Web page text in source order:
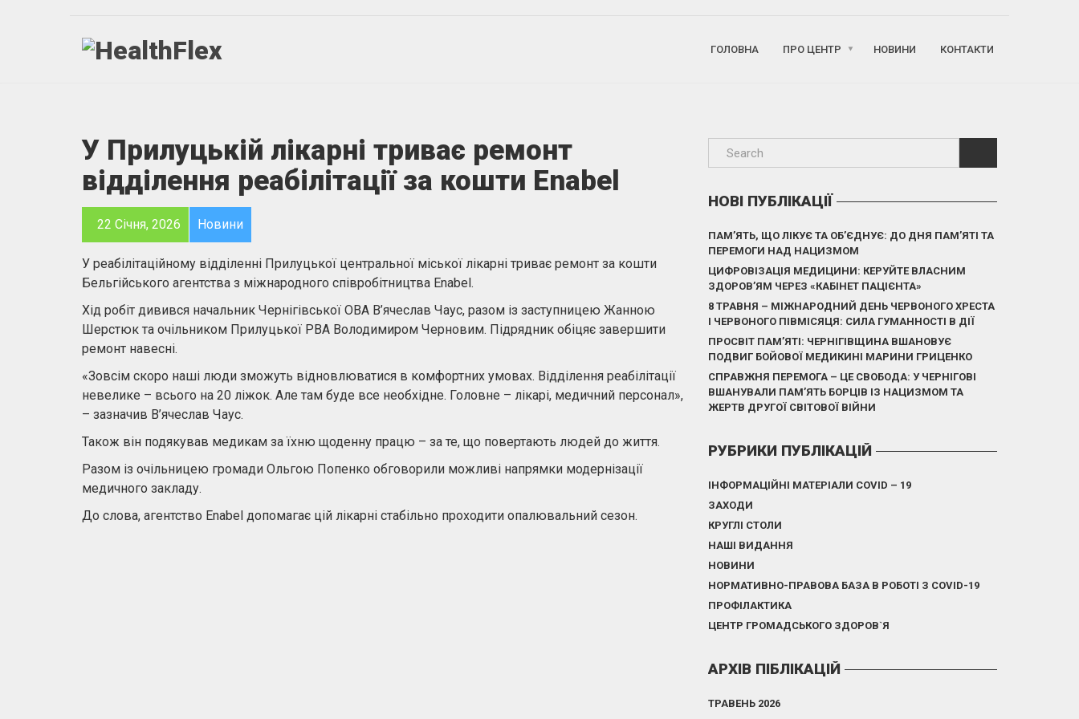
ГОЛОВНА ПРО ЦЕНТР НОВИНИ КОНТАКТИ
У Прилуцькій лікарні триває ремонт
відділення реабілітації за кошти Enabel
22 Січня, 2026 Новини
У реабілітаційному відділенні Прилуцької центральної міської лікарні триває ремонт за кошти
Бельгійського агентства з міжнародного співробітництва Enabel.
Хід робіт дивився начальник Чернігівської ОВА В’ячеслав Чаус, разом із заступницею Жанною
Шерстюк та очільником Прилуцької РВА Володимиром Черновим. Підрядник обіцяє завершити
ремонт навесні.
«Зовсім скоро наші люди зможуть відновлюватися в комфортних умовах. Відділення реабілітації
невелике – всього на 20 ліжок. Але там буде все необхідне. Головне – лікарі, медичний персонал»,
– зазначив В’ячеслав Чаус.
Також він подякував медикам за їхню щоденну працю – за те, що повертають людей до життя.
Разом із очільницею громади Ольгою Попенко обговорили можливі напрямки модернізації
медичного закладу.
До слова, агентство Enabel допомагає цій лікарні стабільно проходити опалювальний сезон.
НОВІ ПУБЛІКАЦІЇ
ПАМ’ЯТЬ, ЩО ЛІКУЄ ТА ОБ’ЄДНУЄ: ДО ДНЯ ПАМ’ЯТІ ТА
ПЕРЕМОГИ НАД НАЦИЗМОМ
ЦИФРОВІЗАЦІЯ МЕДИЦИНИ: КЕРУЙТЕ ВЛАСНИМ
ЗДОРОВ’ЯМ ЧЕРЕЗ «КАБІНЕТ ПАЦІЄНТА»
8 ТРАВНЯ – МІЖНАРОДНИЙ ДЕНЬ ЧЕРВОНОГО ХРЕСТА
І ЧЕРВОНОГО ПІВМІСЯЦЯ: СИЛА ГУМАННОСТІ В ДІЇ
ПРОСВІТ ПАМ’ЯТІ: ЧЕРНІГІВЩИНА ВШАНОВУЄ
ПОДВИГ БОЙОВОЇ МЕДИКИНІ МАРИНИ ГРИЦЕНКО
СПРАВЖНЯ ПЕРЕМОГА – ЦЕ СВОБОДА: У ЧЕРНІГОВІ
ВШАНУВАЛИ ПАМ’ЯТЬ БОРЦІВ ІЗ НАЦИЗМОМ ТА
ЖЕРТВ ДРУГОЇ СВІТОВОЇ ВІЙНИ
РУБРИКИ ПУБЛІКАЦІЙ
ІНФОРМАЦІЙНІ МАТЕРІАЛИ COVID – 19
ЗАХОДИ
КРУГЛІ СТОЛИ
НАШІ ВИДАННЯ
НОВИНИ
НОРМАТИВНО-ПРАВОВА БАЗА В РОБОТІ З COVID-19
ПРОФІЛАКТИКА
ЦЕНТР ГРОМАДСЬКОГО ЗДОРОВ`Я
АРХІВ ПІБЛІКАЦІЙ
ТРАВЕНЬ 2026